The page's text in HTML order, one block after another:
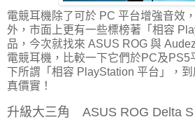
電競耳機除了可於 PC 平台增強音效
外，市面上更有一些標榜著「相容
品，今次就找來 ASUS ROG 與
電競耳機，比較一下它們於PC及PS5
下所謂「相容 PlayStation 平台」，
真價實！
升級大三角 ASUS ROG Delta S